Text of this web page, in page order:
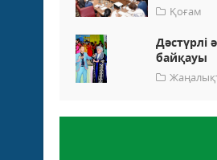
Қоғам
Дәстүрлі
байқауы